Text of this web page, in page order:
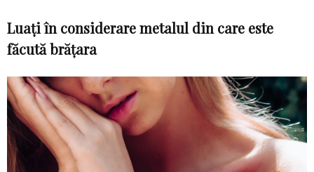
Luați în considerare metalul din care este
făcută brățara